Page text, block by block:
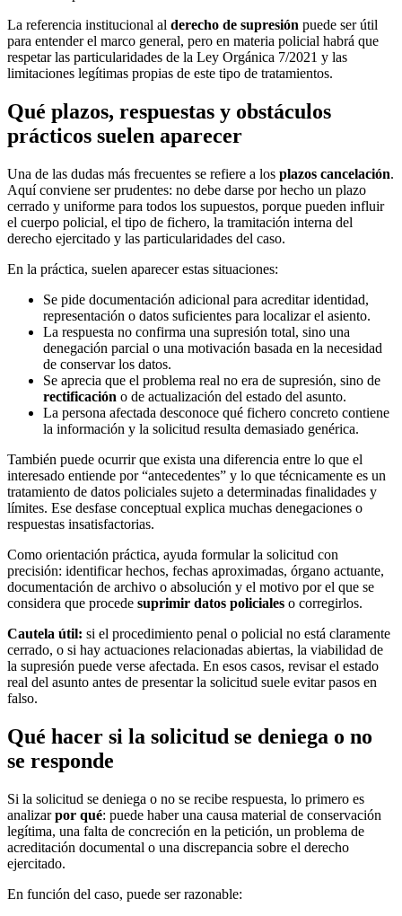
La referencia institucional al derecho de supresión puede ser útil
para entender el marco general, pero en materia policial habrá que
respetar las particularidades de la Ley Orgánica 7/2021 y las
limitaciones legítimas propias de este tipo de tratamientos.
Qué plazos, respuestas y obstáculos
prácticos suelen aparecer
Una de las dudas más frecuentes se refiere a los plazos cancelación.
Aquí conviene ser prudentes: no debe darse por hecho un plazo
cerrado y uniforme para todos los supuestos, porque pueden influir
el cuerpo policial, el tipo de fichero, la tramitación interna del
derecho ejercitado y las particularidades del caso.
En la práctica, suelen aparecer estas situaciones:
Se pide documentación adicional para acreditar identidad,
representación o datos suficientes para localizar el asiento.
La respuesta no confirma una supresión total, sino una
denegación parcial o una motivación basada en la necesidad
de conservar los datos.
Se aprecia que el problema real no era de supresión, sino de
rectificación o de actualización del estado del asunto.
La persona afectada desconoce qué fichero concreto contiene
la información y la solicitud resulta demasiado genérica.
También puede ocurrir que exista una diferencia entre lo que el
interesado entiende por “antecedentes” y lo que técnicamente es un
tratamiento de datos policiales sujeto a determinadas finalidades y
límites. Ese desfase conceptual explica muchas denegaciones o
respuestas insatisfactorias.
Como orientación práctica, ayuda formular la solicitud con
precisión: identificar hechos, fechas aproximadas, órgano actuante,
documentación de archivo o absolución y el motivo por el que se
considera que procede suprimir datos policiales o corregirlos.
Cautela útil: si el procedimiento penal o policial no está claramente
cerrado, o si hay actuaciones relacionadas abiertas, la viabilidad de
la supresión puede verse afectada. En esos casos, revisar el estado
real del asunto antes de presentar la solicitud suele evitar pasos en
falso.
Qué hacer si la solicitud se deniega o no
se responde
Si la solicitud se deniega o no se recibe respuesta, lo primero es
analizarpor qué: puede haber una causa material de conservación
legítima, una falta de concreción en la petición, un problema de
acreditación documental o una discrepancia sobre el derecho
ejercitado.
En función del caso, puede ser razonable: